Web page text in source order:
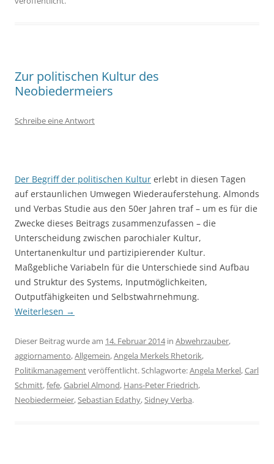
Zur politischen Kultur des
Neobiedermeiers
Schreibe eine Antwort
Der Begriff der politischen Kultur erlebt in diesen Tagen
auf erstaunlichen Umwegen Wiederauferstehung. Almonds
und Verbas Studie aus den 50er Jahren traf – um es für die
Zwecke dieses Beitrags zusammenzufassen – die
Unterscheidung zwischen parochialer Kultur,
Untertanenkultur und partizipierender Kultur.
Maßgebliche Variabeln für die Unterschiede sind Aufbau
und Struktur des Systems, Inputmöglichkeiten,
Outputfähigkeiten und Selbstwahrnehmung.
Weiterlesen →
Dieser Beitrag wurde am 14. Februar 2014in Abwehrzauber,
aggiornamento,Allgemein,Angela Merkels Rhetorik,
Politikmanagementveröffentlicht. Schlagworte:Angela Merkel,Carl
Schmitt,fefe,Gabriel Almond, Hans-Peter Friedrich,
Neobiedermeier,Sebastian Edathy,Sidney Verba.